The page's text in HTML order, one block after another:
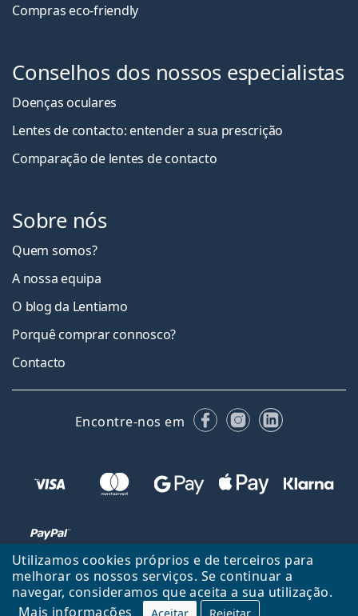
Utilizamos cookies próprios e de terceiros para
melhorar os nossos serviços. Se continuar a
navegar, consideramos que aceita a sua utilização.
Mais informações
Compras eco-friendly
Conselhos dos nossos especialistas
Doenças oculares
Lentes de contacto: entender a sua prescrição
Comparação de lentes de contacto
Sobre nós
Quem somos?
A nossa equipa
O blog da Lentiamo
Porquê comprar connosco?
Contacto
Encontre-nos em FacebookInstagram
LinkedIn
Voltar ao início Cima